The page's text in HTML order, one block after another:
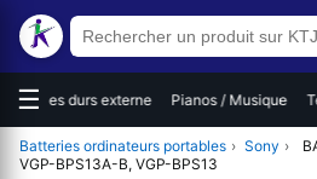
☰
Disques durs externe Pianos / Musique
Batteries ordinateurs portables › Sony ›
VGP-BPS13A-B, VGP-BPS13